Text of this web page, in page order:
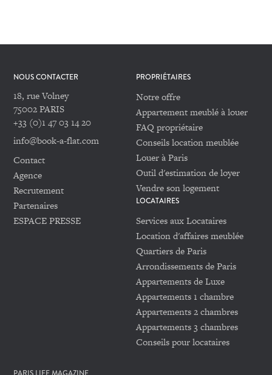
NOUS CONTACTER
18, rue Volney
75002 PARIS
+33 (0)1 47 03 14 20
info@book-a-flat.com
Contact
Agence
Recrutement
Partenaires
ESPACE PRESSE
PROPRIÉTAIRES
Notre offre
Appartement meublé à louer
FAQ propriétaire
Conseils location meublée
Louer à Paris
Outil d'estimation de loyer
Vendre son logement
LOCATAIRES
Services aux Locataires
Location d'affaires meublée
Quartiers de Paris
Arrondissements de Paris
Appartements de Luxe
Appartements 1 chambre
Appartements 2 chambres
Appartements 3 chambres
Conseils pour locataires